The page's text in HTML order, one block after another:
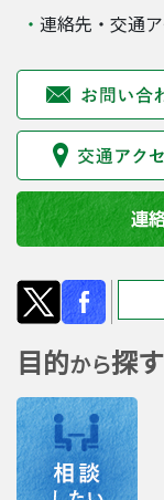
連絡先・交通
目的から探す